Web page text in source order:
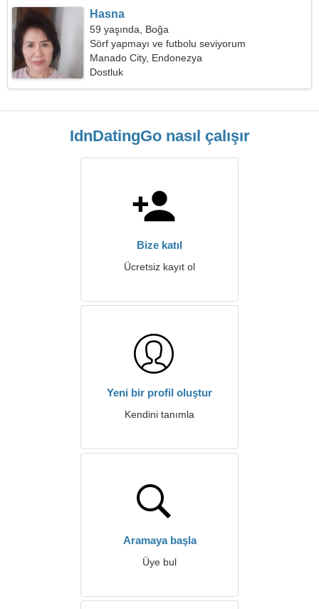
Hasna
59 yaşında, Boğa
Sörf yapmayı ve futbolu seviyorum
Manado City, Endonezya
Dostluk
IdnDatingGo nasıl çalışır
Bize katıl
Ücretsiz kayıt ol
Yeni bir profil oluştur
Kendini tanımla
Aramaya başla
Üye bul